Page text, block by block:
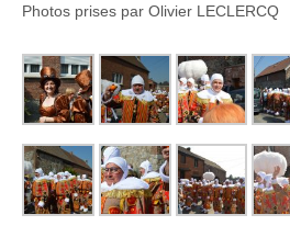
Photos prises par Olivier LECLERCQ